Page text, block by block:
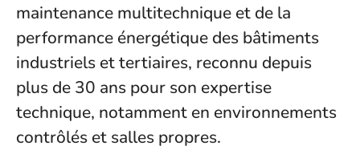
maintenance multitechnique et de la
performance énergétique des bâtiments
industriels et tertiaires, reconnu depuis
plus de 30 ans pour son expertise
technique, notamment en environnements
contrôlés et salles propres.